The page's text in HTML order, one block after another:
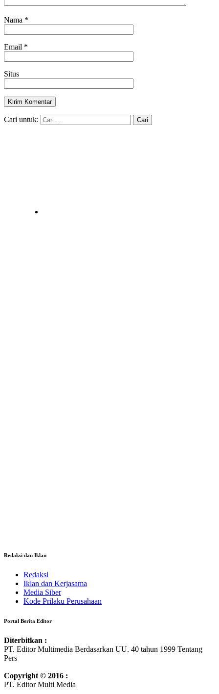
Nama *
Email *
Situs
Cari untuk:
Redaksi dan Iklan
Redaksi
Iklan dan Kerjasama
Media Siber
Kode Prilaku Perusahaan
Portal Berita Editor
Diterbitkan :
PT. Editor Multimedia Berdasarkan UU. 40 tahun 1999 Tentang
Pers
Copyright © 2016 :
PT. Editor Multi Media